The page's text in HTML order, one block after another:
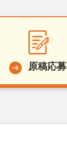
原稿応募